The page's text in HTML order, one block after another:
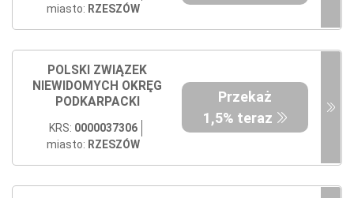
miasto: RZESZÓW
POLSKI ZWIĄZEK
NIEWIDOMYCH OKRĘG
PODKARPACKI
KRS: 0000037306
miasto: RZESZÓW
Przekaż
1,5% teraz